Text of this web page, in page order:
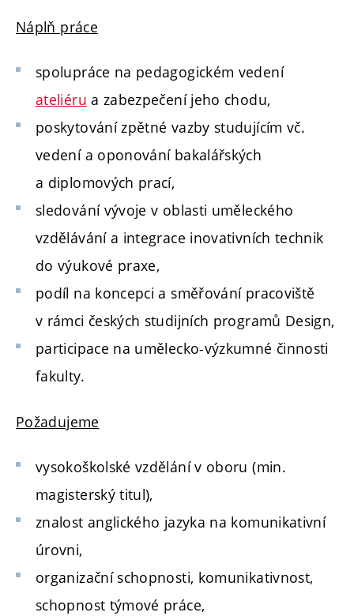
Náplň práce
spolupráce na pedagogickém vedení
ateliéru a zabezpečení jeho chodu,
poskytování zpětné vazby studujícím vč.
vedení a oponování bakalářských
a diplomových prací,
sledování vývoje v oblasti uměleckého
vzdělávání a integrace inovativních technik
do výukové praxe,
podíl na koncepci a směřování pracoviště
v rámci českých studijních programů Design,
participace na umělecko-výzkumné činnosti
fakulty.
Požadujeme
vysokoškolské vzdělání v oboru (min.
magisterský titul),
znalost anglického jazyka na komunikativní
úrovni,
organizační schopnosti, komunikativnost,
schopnost týmové práce,